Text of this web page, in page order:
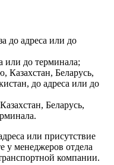
до адреса или до
или до терминала;
Казахстан, Беларусь,
до адреса или до
Беларусь,
или присутствие
у менеджеров отдела
компании.